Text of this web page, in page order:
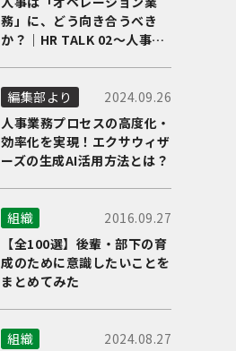
務」に、どう向き合うべき
か？｜HR TALK 02～人事DX
編集部より
2024.09.26
人事業務プロセスの高度化・
効率化を実現！エクサウィザ
ーズの生成AI活用方法とは？
組織
2016.09.27
【全100選】後輩・部下の育
成のために意識したいことを
まとめてみた
組織
2024.08.27